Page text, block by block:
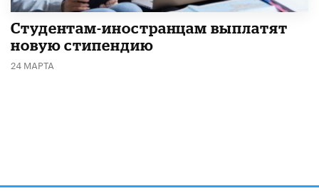
Студентам-иностранцам выплатят
новую стипендию
24 МАРТА